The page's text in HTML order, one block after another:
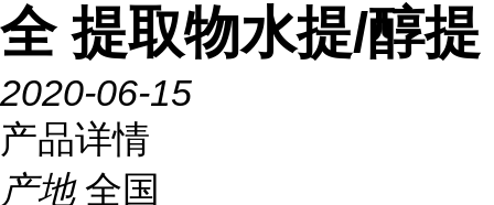
全 提取物水提/醇提
2020-06-15
产品详情
产地 全国